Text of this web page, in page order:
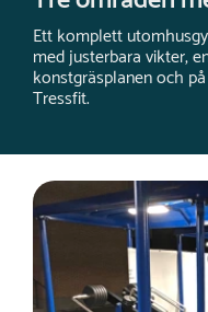
Ett komplett
med justerbara vikter,
konstgräsplanen och
Tressfit.